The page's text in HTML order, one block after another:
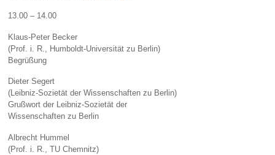
13.00 – 14.00
Klaus-Peter Becker
(Prof. i. R., Humboldt-Universität zu Berlin)
Begrüßung
Dieter Segert
(Leibniz-Sozietät der Wissenschaften zu Berlin)
Grußwort der Leibniz-Sozietät der
Wissenschaften zu Berlin
Albrecht Hummel
(Prof. i. R., TU Chemnitz)